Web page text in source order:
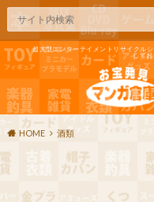
超大型エンターテイメントリサイクル
して
HOME 酒類